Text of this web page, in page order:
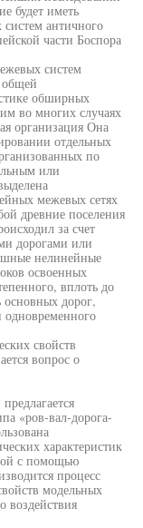
будет иметь
античного
части Боспора
систем
общей
обширных
во многих случаях
организация Она
отдельных
по
или
межевых сетях
древние поселения
за счет
дорогами или
нелинейные
освоенных
вплоть до
основных дорог,
одновременного
свойств
вопрос о
«ров-вал-дорога-
характеристик
с помощью
процесс
модельных
воздействия